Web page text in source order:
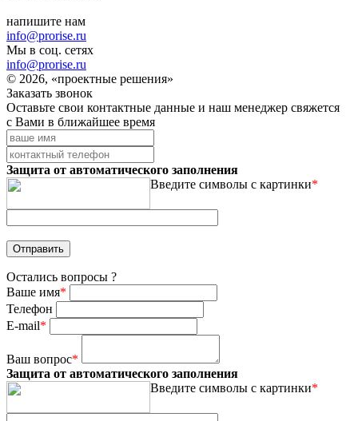
напишите нам
info@prorise.ru
Мы в соц. сетях
info@prorise.ru
© 2026, «проектные решения»
Заказать звонок
Оставьте свои контактные данные и наш менеджер свяжется
с Вами в ближайшее время
Защита от автоматического заполнения
Введите символы с картинки*
Остались вопросы ?
Ваше имя*
Телефон
E-mail*
Ваш вопрос*
Защита от автоматического заполнения
Введите символы с картинки*